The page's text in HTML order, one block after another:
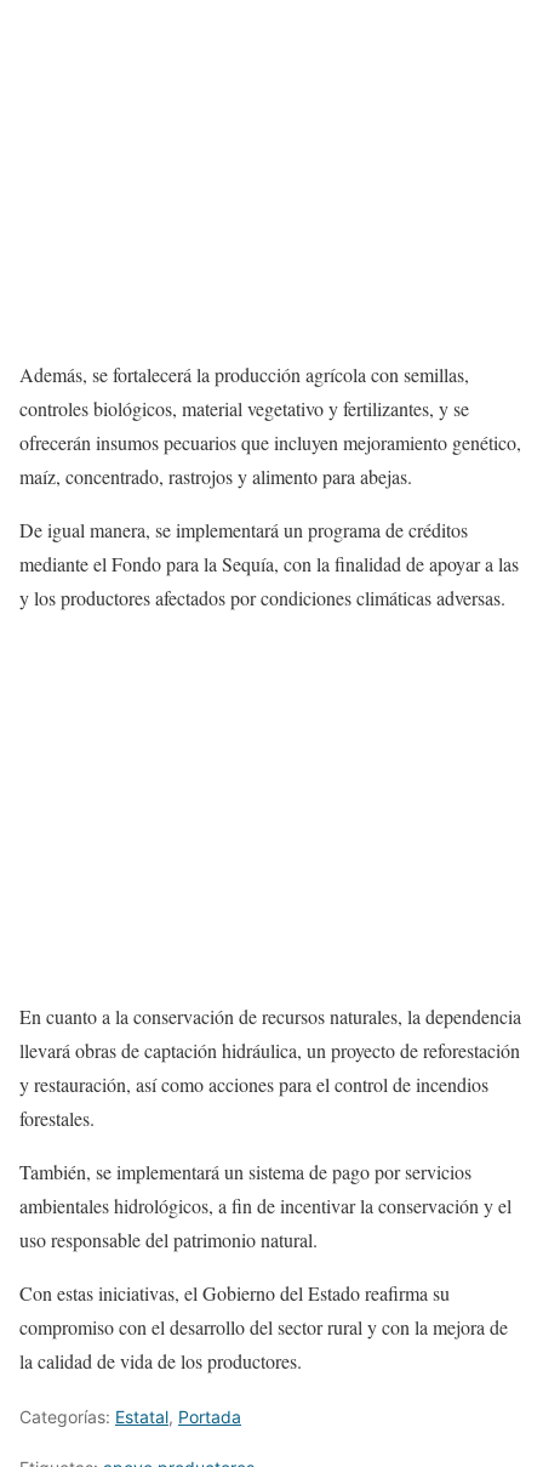
Además, se fortalecerá la producción agrícola con semillas,
controles biológicos, material vegetativo y fertilizantes, y se
ofrecerán insumos pecuarios que incluyen mejoramiento genético,
maíz, concentrado, rastrojos y alimento para abejas.
De igual manera, se implementará un programa de créditos
mediante el Fondo para la Sequía, con la finalidad de apoyar a las
y los productores afectados por condiciones climáticas adversas.
En cuanto a la conservación de recursos naturales, la dependencia
llevará obras de captación hidráulica, un proyecto de reforestación
y restauración, así como acciones para el control de incendios
forestales.
También, se implementará un sistema de pago por servicios
ambientales hidrológicos, a fin de incentivar la conservación y el
uso responsable del patrimonio natural.
Con estas iniciativas, el Gobierno del Estado reafirma su
compromiso con el desarrollo del sector rural y con la mejora de
la calidad de vida de los productores.
Categorías: Estatal, Portada